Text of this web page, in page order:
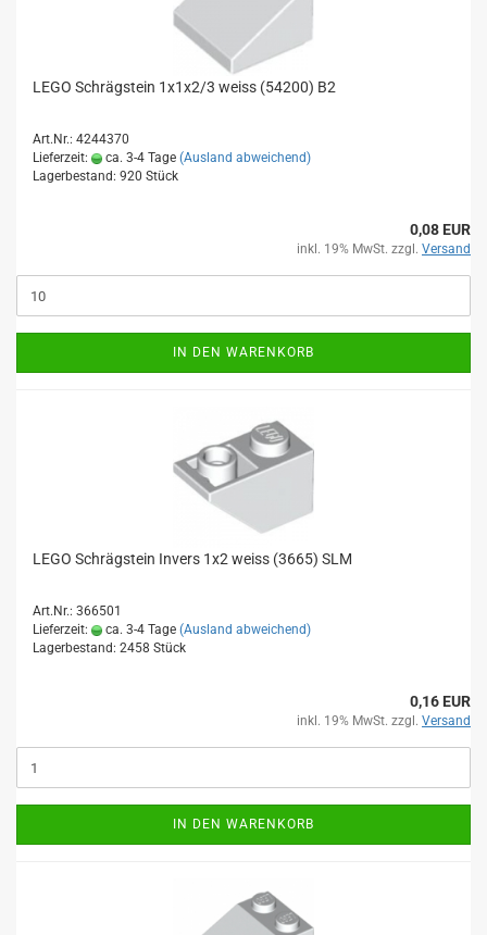
LEGO Schrägstein 1x1x2/3 weiss (54200) B2
Art.Nr.: 4244370
Lieferzeit:
ca. 3-4 Tage (Ausland abweichend)
Lagerbestand: 920 Stück
0,08 EUR
inkl. 19% MwSt. zzgl. Versand
IN DEN WARENKORB
LEGO Schrägstein Invers 1x2 weiss (3665) SLM
Art.Nr.: 366501
Lieferzeit:
ca. 3-4 Tage (Ausland abweichend)
Lagerbestand: 2458 Stück
0,16 EUR
inkl. 19% MwSt. zzgl. Versand
IN DEN WARENKORB